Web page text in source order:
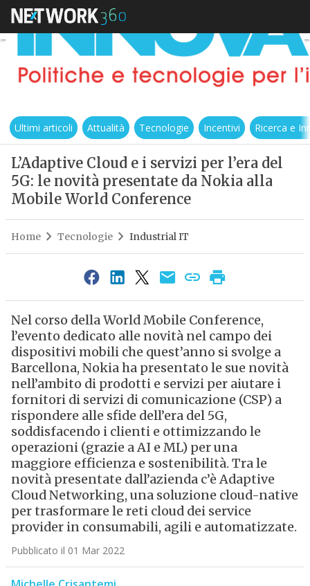
Ultimi articoli Attualità Tecnologie Incentivi Ricerca e
L’Adaptive Cloud e i servizi per l’era del
5G: le novità presentate da Nokia alla
Mobile World Conference
Home Tecnologie Industrial IT
Nel corso della World Mobile Conference,
l’evento dedicato alle novità nel campo dei
dispositivi mobili che quest’anno si svolge a
Barcellona, Nokia ha presentato le sue novità
nell’ambito di prodotti e servizi per aiutare i
fornitori di servizi di comunicazione (CSP) a
rispondere alle sfide dell’era del 5G,
soddisfacendo i clienti e ottimizzando le
operazioni (grazie a AI e ML) per una
maggiore efficienza e sostenibilità. Tra le
novità presentate dall’azienda c’è Adaptive
Cloud Networking, una soluzione cloud-native
per trasformare le reti cloud dei service
provider in consumabili, agili e automatizzate.
Pubblicato il 01 Mar 2022